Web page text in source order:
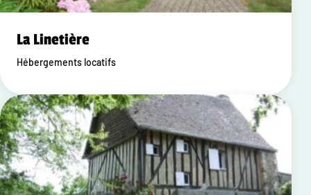
La Linetière
Hébergements locatifs